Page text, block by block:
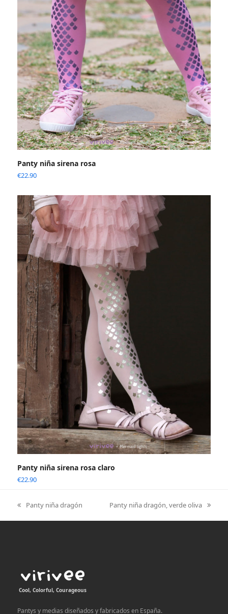
Panty niña sirena rosa
€22.90
Panty niña sirena rosa claro
€22.90
previous
post:
Panty niña dragón
next
post:
Panty niña dragón, verde oliva
Cool, Colorful, Courageous
Pantys y medias diseñados y fabricados en España.